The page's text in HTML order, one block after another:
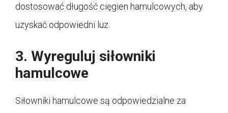
dostosować długość cięgien hamulcowych, aby
uzyskać odpowiedni luz.
3. Wyreguluj siłowniki
hamulcowe
Siłowniki hamulcowe są odpowiedzialne za